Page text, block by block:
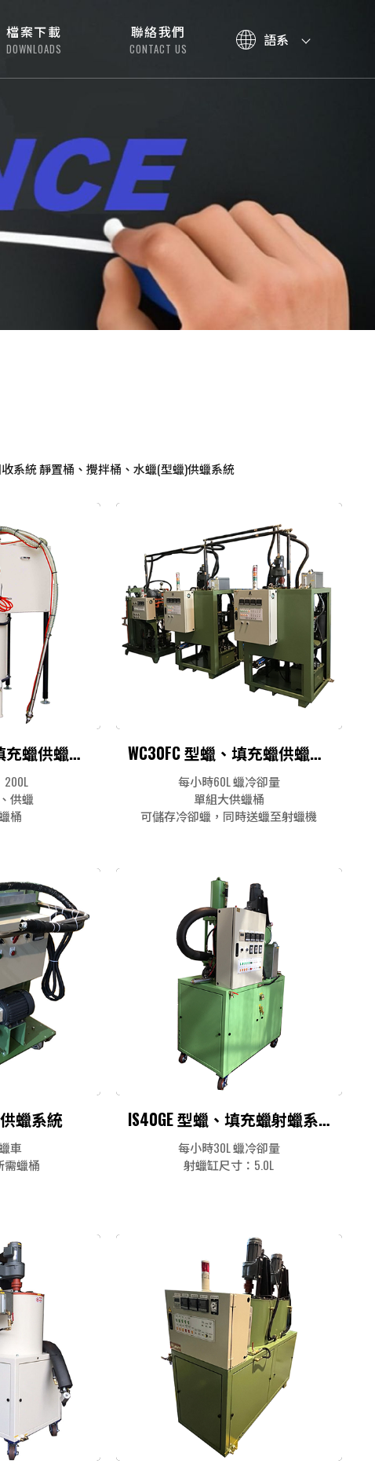
檔案下載
DOWNLOADS
聯絡我們
CONTACT US 語系
系統 靜置桶、攪拌桶、水蠟(型蠟)供蠟系統
WC60DD 型蠟、填充蠟供蠟系統
供蠟
桶
WC30FC 型蠟、填充蠟供蠟系統
每小時60L 蠟冷卻量
單組大供蠟桶
可儲存冷卻蠟，同時送蠟至射蠟機
蠟系統
車
需蠟桶
IS40GE 型蠟、填充蠟射蠟系統
每小時30L 蠟冷卻量
射蠟缸尺寸：5.0L